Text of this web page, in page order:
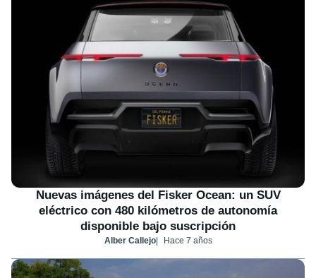
Nuevas imágenes del Fisker Ocean: un SUV
eléctrico con 480 kilómetros de autonomía
disponible bajo suscripción
Alber Callejo Hace 7 años